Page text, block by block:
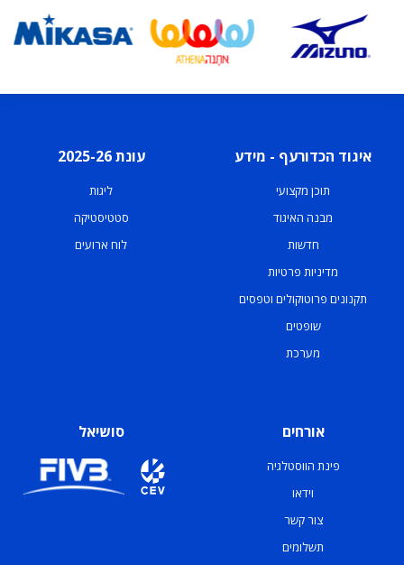
איגוד הכדורעף - מידע
תוכן מקצועי
מבנה האיגוד
חדשות
מדיניות פרטיות
תקנונים פרוטוקולים וטפסים
שופטים
מערכת
עונת 2025-26
ליגות
סטטיסטיקה
לוח ארועים
אורחים
פינת הווסטלגיה
וידאו
צור קשר
תשלומים
סושיאל